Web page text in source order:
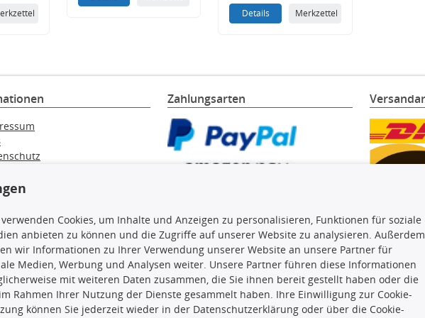
Details Merkzettel
/ Alt-Öl / Batterien
widerrufen
Zahlungsarten
insbesondere die gesamte Datenbank, dürfen nicht kopiert werden. Es ist zu
vorherige Zustimmung TecDocs zu vervielfältigen, zu verbreiten und/oder diese
Zuwiderhandeln stellt eine Urheberrechtsverletzung dar und wird verfolgt.
Cookies, um Inhalte und Anzeigen zu personalisieren, Funktionen für soziale
anbieten zu können und die Zugriffe auf unserer Website zu analysieren. Außerdem
wir Informationen zu Ihrer Verwendung unserer Website an unsere Partner für
Medien, Werbung und Analysen weiter. Unsere Partner führen diese Informationen
mit weiteren Daten zusammen, die Sie ihnen bereit gestellt haben oder die
Rahmen Ihrer Nutzung der Dienste gesammelt haben. Ihre Einwilligung zur Cookie-
können Sie jederzeit wieder in der Datenschutzerklärung oder über die Cookie-